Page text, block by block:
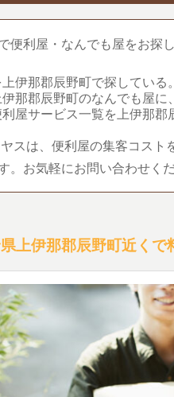
便利屋・なんでも屋をお探
伊那郡辰野町で探している。
那郡辰野町のなんでも屋に
屋サービス一覧を上伊那郡
スは、便利屋の集客コス
。お気軽にお問い合わせくだ
上伊那郡辰野町近く